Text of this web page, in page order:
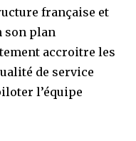
française et
son plan
accroitre les
de service
l’équipe